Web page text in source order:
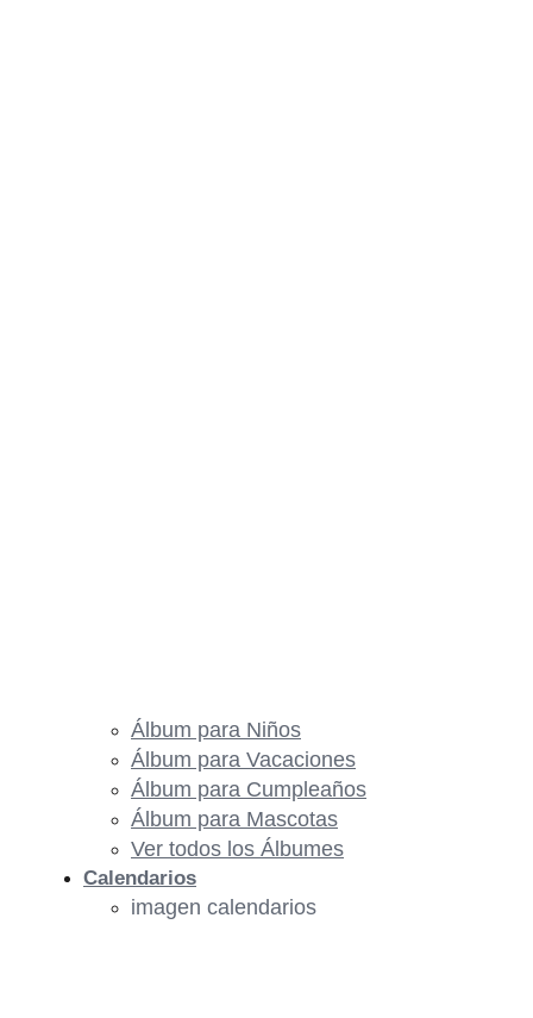
Álbum para Niños
Álbum para Vacaciones
Álbum para Cumpleaños
Álbum para Mascotas
Ver todos los Álbumes
Calendarios
imagen calendarios